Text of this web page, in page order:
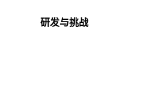
研发与挑战